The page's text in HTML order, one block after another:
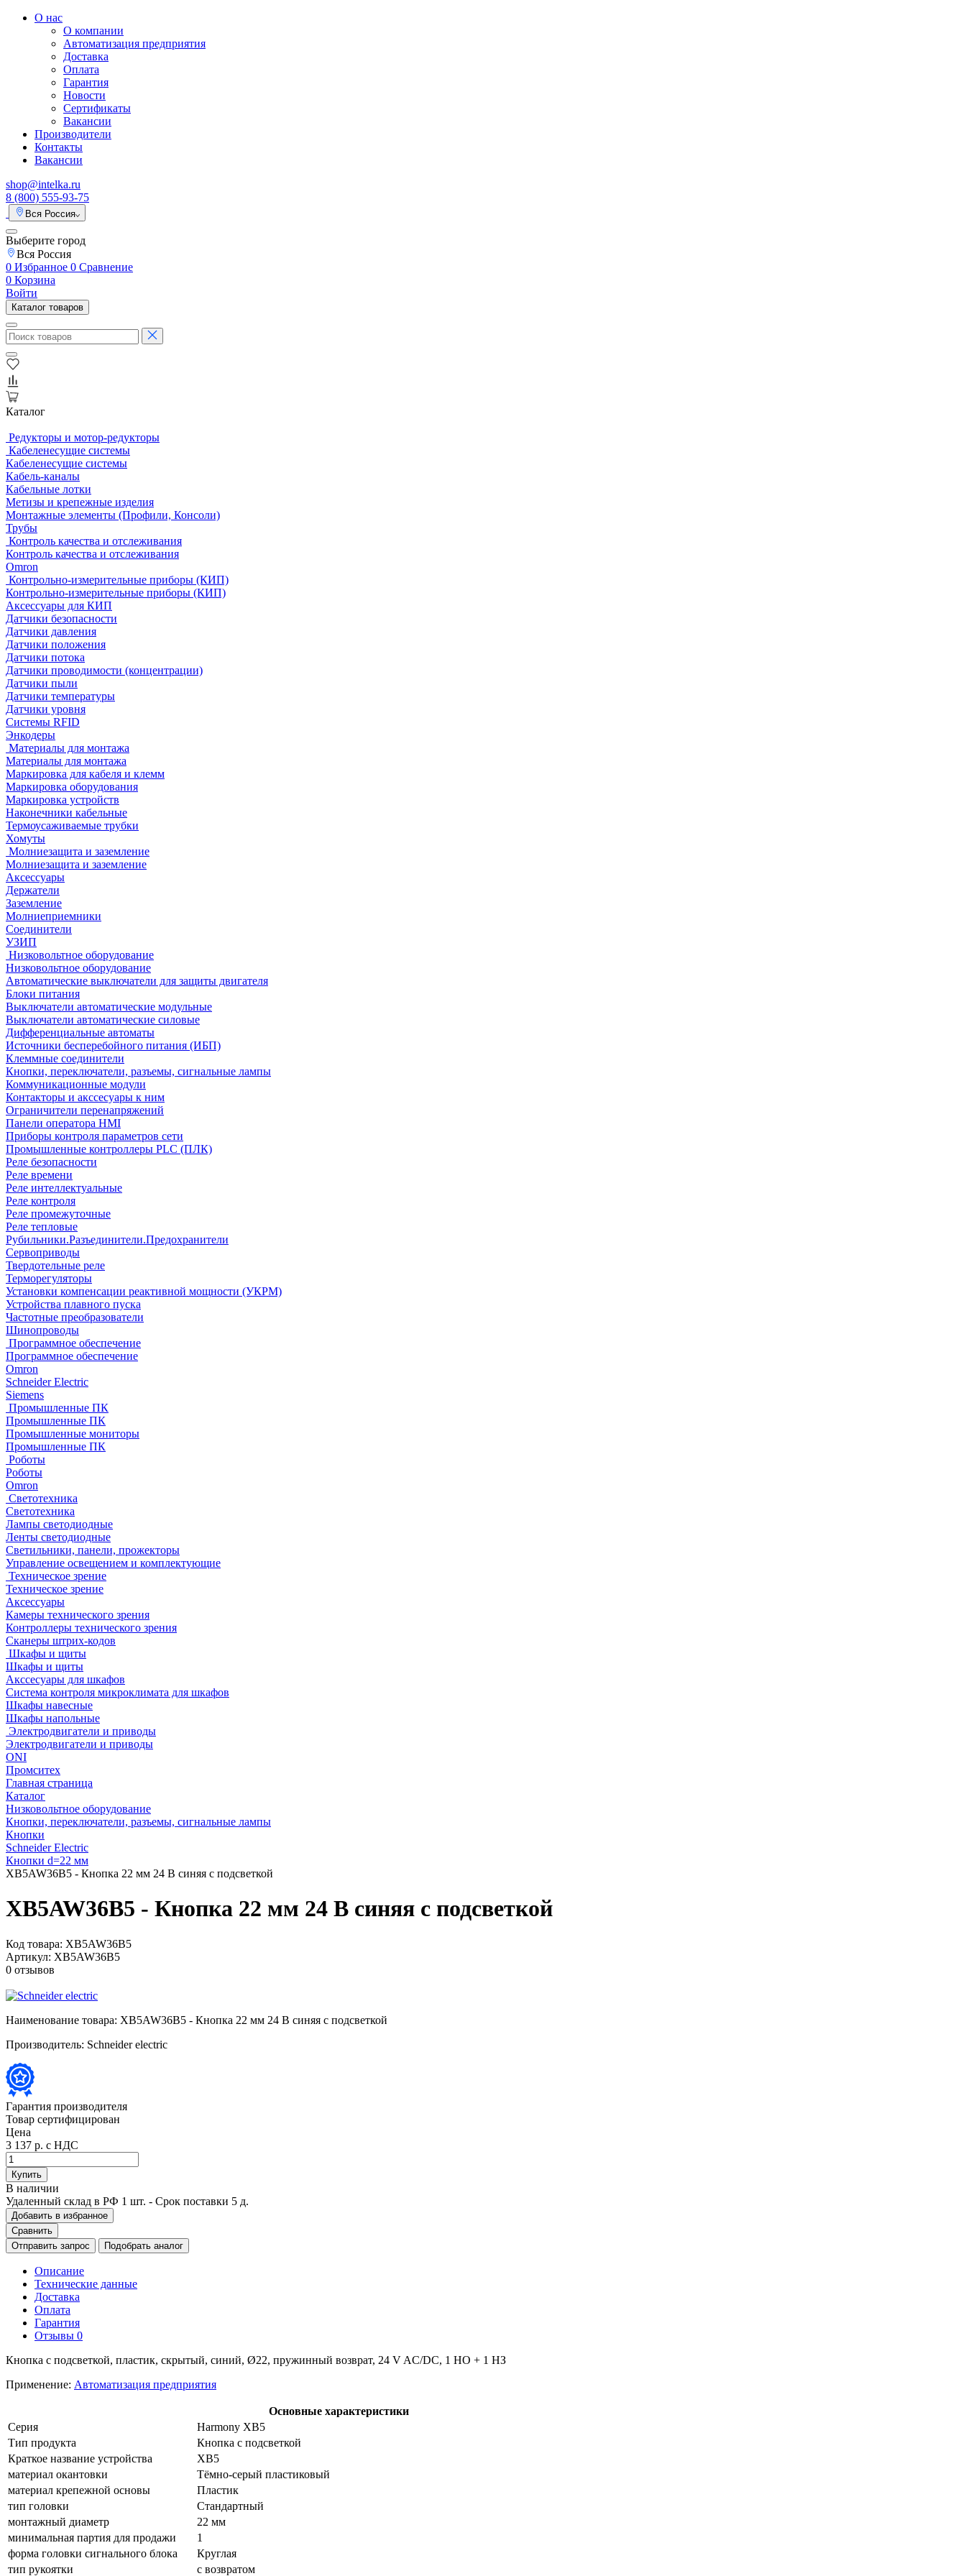
О нас
О компании
Автоматизация предприятия
Доставка
Оплата
Гарантия
Новости
Сертификаты
Вакансии
Производители
Контакты
Вакансии
shop@intelka.ru
8 (800) 555-93-75
Вся Россия
Выберите город
Вся Россия
0 Избранное 0 Сравнение
0 Корзина
Войти
Каталог товаров
Каталог
Редукторы и мотор-редукторы
Кабеленесущие системы
Кабеленесущие системы
Кабель-каналы
Кабельные лотки
Метизы и крепежные изделия
Монтажные элементы (Профили, Консоли)
Трубы
Контроль качества и отслеживания
Контроль качества и отслеживания
Omron
Контрольно-измерительные приборы (КИП)
Контрольно-измерительные приборы (КИП)
Аксессуары для КИП
Датчики безопасности
Датчики давления
Датчики положения
Датчики потока
Датчики проводимости (концентрации)
Датчики пыли
Датчики температуры
Датчики уровня
Системы RFID
Энкодеры
Материалы для монтажа
Материалы для монтажа
Маркировка для кабеля и клемм
Маркировка оборудования
Маркировка устройств
Наконечники кабельные
Термоусаживаемые трубки
Хомуты
Молниезащита и заземление
Молниезащита и заземление
Аксессуары
Держатели
Заземление
Молниеприемники
Соединители
УЗИП
Низковольтное оборудование
Низковольтное оборудование
Автоматические выключатели для защиты двигателя
Блоки питания
Выключатели автоматические модульные
Выключатели автоматические силовые
Дифференциальные автоматы
Источники бесперебойного питания (ИБП)
Клеммные соединители
Кнопки, переключатели, разъемы, сигнальные лампы
Коммуникационные модули
Контакторы и акссесуары к ним
Ограничители перенапряжений
Панели оператора HMI
Приборы контроля параметров сети
Промышленные контроллеры PLC (ПЛК)
Реле безопасности
Реле времени
Реле интеллектуальные
Реле контроля
Реле промежуточные
Реле тепловые
Рубильники.Разъединители.Предохранители
Сервоприводы
Твердотельные реле
Терморегуляторы
Установки компенсации реактивной мощности (УКРМ)
Устройства плавного пуска
Частотные преобразователи
Шинопроводы
Программное обеспечение
Программное обеспечение
Omron
Schneider Electric
Siemens
Промышленные ПК
Промышленные ПК
Промышленные мониторы
Промышленные ПК
Роботы
Роботы
Omron
Светотехника
Светотехника
Лампы светодиодные
Ленты светодиодные
Светильники, панели, прожекторы
Управление освещением и комплектующие
Техническое зрение
Техническое зрение
Аксессуары
Камеры технического зрения
Контроллеры технического зрения
Сканеры штрих-кодов
Шкафы и щиты
Шкафы и щиты
Акссесуары для шкафов
Система контроля микроклимата для шкафов
Шкафы навесные
Шкафы напольные
Электродвигатели и приводы
Электродвигатели и приводы
ONI
Промситех
Главная страница
Каталог
Низковольтное оборудование
Кнопки, переключатели, разъемы, сигнальные лампы
Кнопки
Schneider Electric
Кнопки d=22 мм
XB5AW36B5 - Кнопка 22 мм 24 В синяя с подсветкой
XB5AW36B5 - Кнопка 22 мм 24 В синяя с подсветкой
Код товара: XB5AW36B5
Артикул: XB5AW36B5
0 отзывов
Наименование товара: XB5AW36B5 - Кнопка 22 мм 24 В синяя с подсветкой
Производитель: Schneider electric
Гарантия производителя
Товар сертифицирован
Цена
3 137 р. с НДС
Купить
В наличии
Удаленный склад в РФ 1 шт. - Срок поставки 5 д.
Добавить в избранное
Сравнить
Отправить запрос
Подобрать аналог
Описание
Технические данные
Доставка
Оплата
Гарантия
Отзывы 0
Кнопка с подсветкой, пластик, скрытый, синий, Ø22, пружинный возврат, 24 V AC/DC, 1 НО + 1 НЗ
Применение: Автоматизация предприятия
Основные характеристики
Серия
Harmony XB5
Тип продукта
Кнопка с подсветкой
Краткое название устройства
XB5
материал окантовки
Тёмно-серый пластиковый
материал крепежной основы
Пластик
тип головки
Стандартный
монтажный диаметр
22 мм
минимальная партия для продажи
1
форма головки сигнального блока
Круглая
тип рукоятки
с возвратом